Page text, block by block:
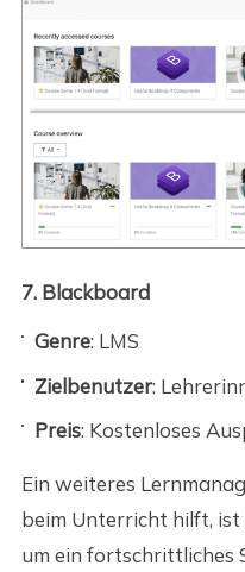
7. Blackboard
Genre: LMS
Zielbenutzer:
Preis: Kostenloses
Ein weiteres
beim Unterricht hilft, ist
um ein fortschrittliches